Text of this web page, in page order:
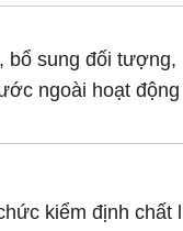
bổ sung đối
ngoài hoạt
kiểm định chất